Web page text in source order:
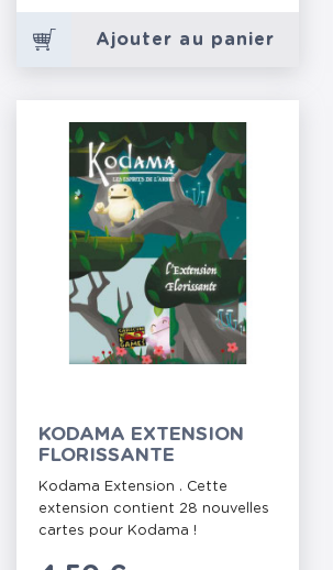
Ajouter au panier
KODAMA EXTENSION
FLORISSANTE
Kodama Extension . Cette
extension contient 28 nouvelles
cartes pour Kodama !